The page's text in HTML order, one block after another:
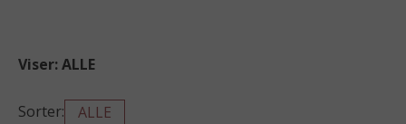
Viser:ALLE
Sorter: ALLE